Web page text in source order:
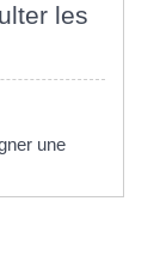
les
une